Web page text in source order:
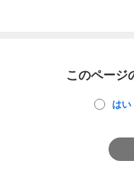
このページ
はい